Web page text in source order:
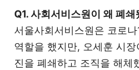
Q1. 사회서비스원이 왜 폐쇄
서울사회서비스원은 코로
역할을 했지만, 오세훈 시장
진을 폐쇄하고 조직을 해